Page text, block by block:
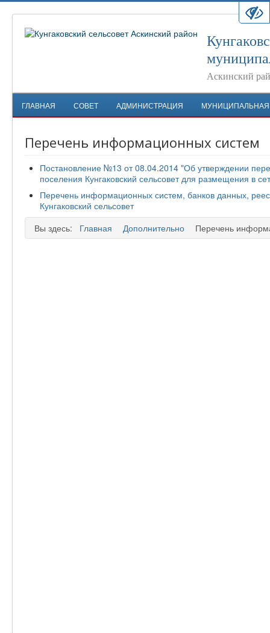
Аскинский
ГЛАВНАЯ СОВЕТ АДМИНИСТРАЦИЯ
Перечень информационных систем
Постановление №13 от 08.04.2014 "Об утверждении
поселения Кунгаковский сельсовет для размещения в
Перечень информационных систем, банков данных,
Кунгаковский сельсовет
Вы здесь:
Главная Дополнительно Перечень